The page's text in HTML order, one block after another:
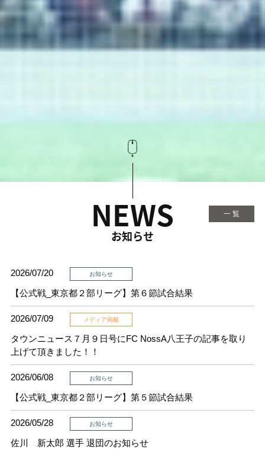
NEWS
お知らせ
一 覧
2026/07/20 お知らせ
【公式戦_東京都２部リーグ】第６節試合結果
2026/07/09 メディア掲載
タウンニュース７月９日号にFC NossA八王子の記事を取り
上げて頂きました！！
2026/06/08 お知らせ
【公式戦_東京都２部リーグ】第５節試合結果
2026/05/28 お知らせ
佐川 新太郎 選手 退団のお知らせ